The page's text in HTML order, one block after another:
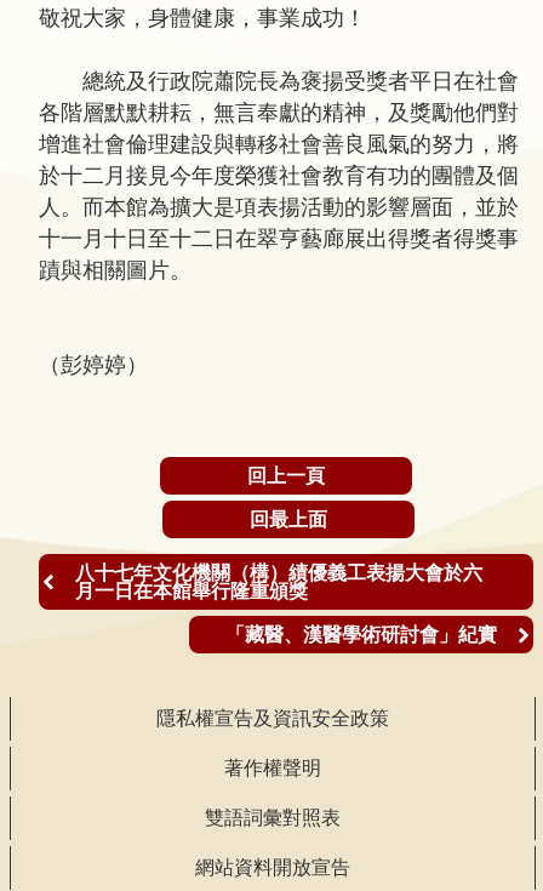
敬祝大家，身體健康，事業成功！
總統及行政院蕭院長為褒揚受獎者平日在社會
各階層默默耕耘，無言奉獻的精神，及獎勵他們對
增進社會倫理建設與轉移社會善良風氣的努力，將
於十二月接見今年度榮獲社會教育有功的團體及個
人。而本館為擴大是項表揚活動的影響層面，並於
十一月十日至十二日在翠亨藝廊展出得獎者得獎事
蹟與相關圖片。
（彭婷婷）
回上一頁
回最上面
八十七年文化機關（構）績優義工表揚大會於六
月一日在本館舉行隆重頒獎
「藏醫、漢醫學術研討會」紀實
隱私權宣告及資訊安全政策
著作權聲明
雙語詞彙對照表
網站資料開放宣告